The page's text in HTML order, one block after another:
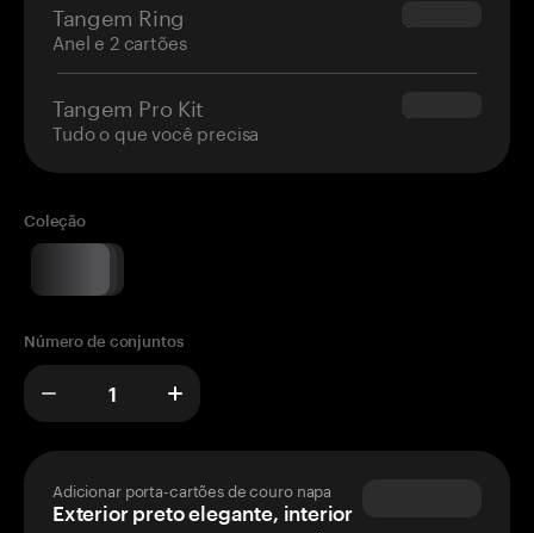
Tangem Ring
Anel e 2 cartões
$160.00
Tangem Pro Kit
Tudo o que você precisa
$180.00
Coleção
Número de conjuntos
Adicionar porta-cartões de couro napa
Exterior preto elegante, interior